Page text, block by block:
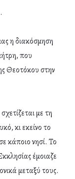
η διακόσμηση
που
Θεοτόκου στην
με τη
κι εκείνο το
κάποιο νησί. Το
έμοιαζε
μεταξύ τους.